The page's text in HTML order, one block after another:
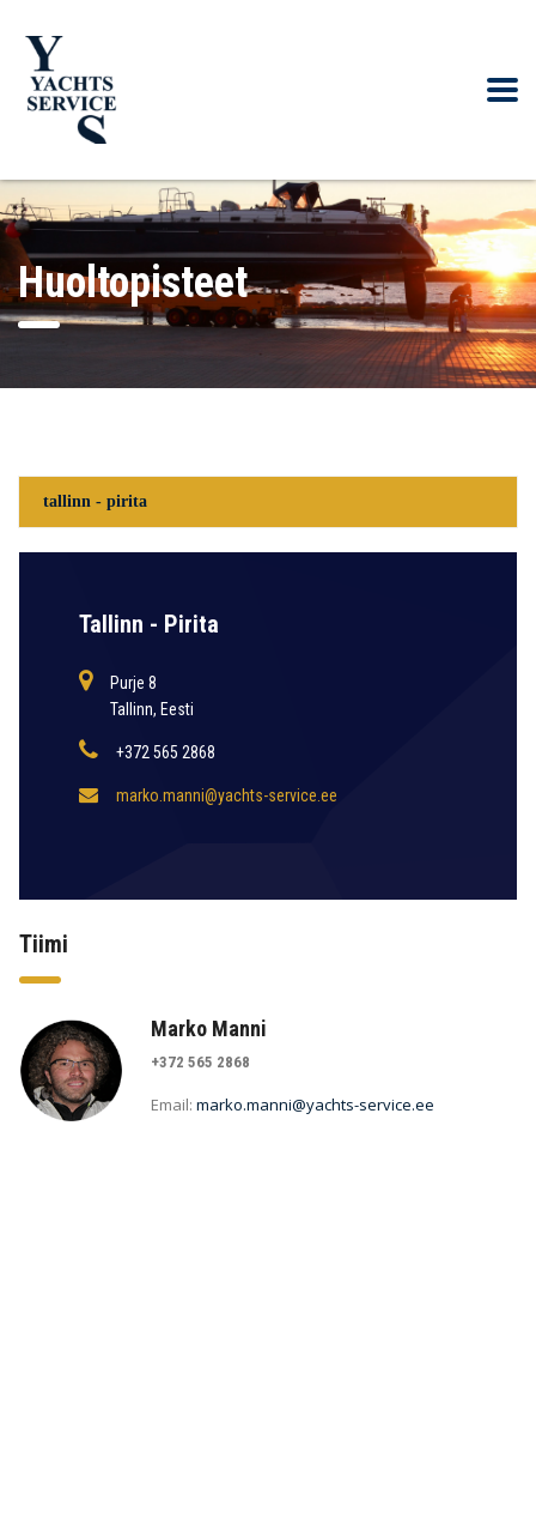
Huoltopisteet
tallinn - pirita
Tallinn - Pirita
Purje 8
Tallinn, Eesti
+372 565 2868
marko.manni@yachts-service.ee
Tiimi
Marko Manni
+372 565 2868
Email: marko.manni@yachts-service.ee